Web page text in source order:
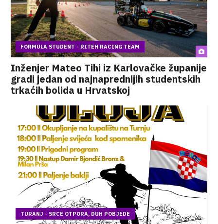
FORMULA STUDENT - RITEH RACING TEAM
Inženjer Mateo Tihi iz Karlovačke županije
gradi jedan od najnaprednijih studentskih
trkaćih bolida u Hrvatskoj
TURANJ - SRCE OTPORA, DUH POBJEDE